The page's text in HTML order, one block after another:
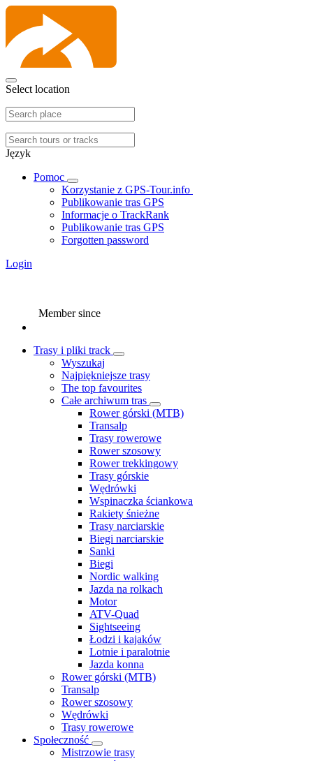
Select location
Język
Pomoc
Korzystanie z GPS-Tour.info
Publikowanie tras GPS
Informacje o TrackRank
Publikowanie tras GPS
Forgotten password
Login
Member since
Trasy i pliki track
Wyszukaj
Najpiękniejsze trasy
The top favourites
Całe archiwum tras
Rower górski (MTB)
Transalp
Trasy rowerowe
Rower szosowy
Rower trekkingowy
Trasy górskie
Wędrówki
Wspinaczka ściankowa
Rakiety śnieżne
Trasy narciarskie
Biegi narciarskie
Sanki
Biegi
Nordic walking
Jazda na rolkach
Motor
ATV-Quad
Sightseeing
Łodzi i kajaków
Lotnie i paralotnie
Jazda konna
Rower górski (MTB)
Transalp
Rower szosowy
Wędrówki
Trasy rowerowe
Społeczność
Mistrzowie trasy